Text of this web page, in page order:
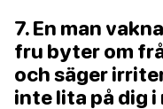
7. En man
fru byter om
och säger
inte lita på dig